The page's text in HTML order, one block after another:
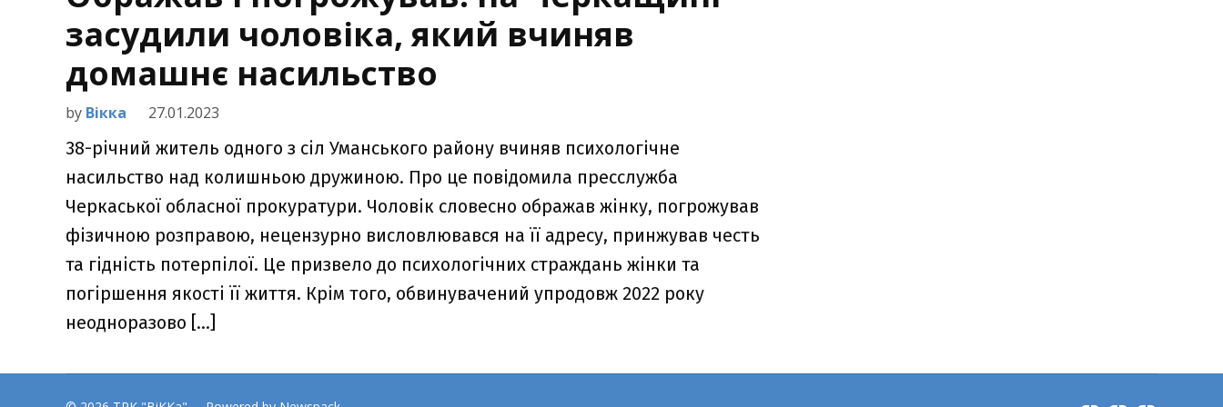
засудили чоловіка, який вчиняв
домашнє насильство
by Вікка 27.01.2023
38-річний житель одного з сіл Уманського району вчиняв психологічне
насильство над колишньою дружиною. Про це повідомила пресслужба
Черкаської обласної прокуратури. Чоловік словесно ображав жінку, погрожував
фізичною розправою, нецензурно висловлювався на її адресу, принжував честь
та гідність потерпілої. Це призвело до психологічних страждань жінки та
погіршення якості її життя. Крім того, обвинувачений упродовж 2022 року
неодноразово […]